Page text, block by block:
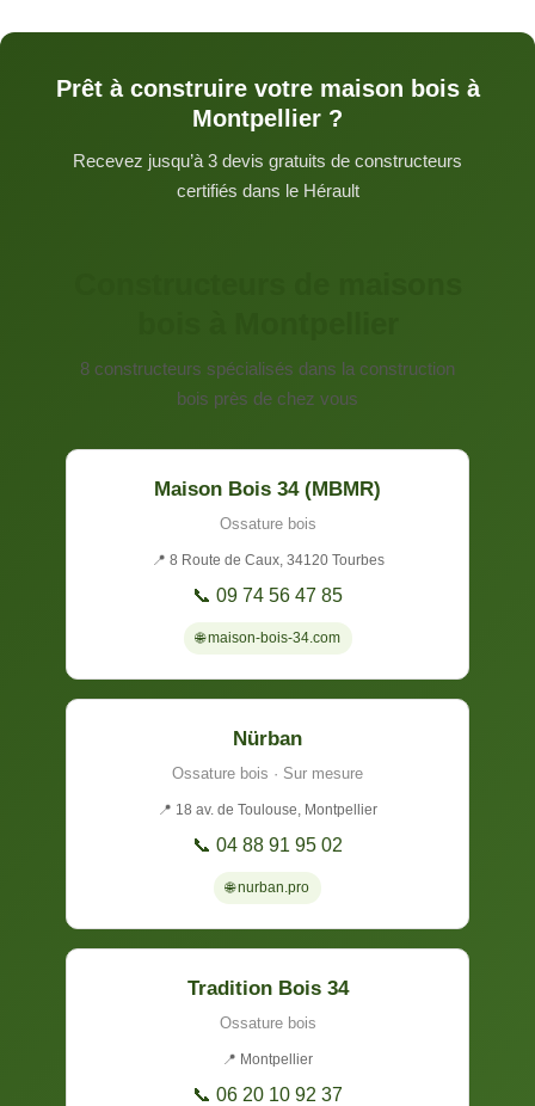
Prêt à construire votre maison bois à
Montpellier ?
Recevez jusqu’à 3 devis gratuits de constructeurs
certifiés dans le Hérault
8 constructeurs spécialisés dans la construction
bois près de chez vous
Maison Bois 34 (MBMR)
Ossature bois
📍 8 Route de Caux, 34120 Tourbes
📞 09 74 56 47 85
🌐 maison-bois-34.com
Nürban
Ossature bois · Sur mesure
📍 18 av. de Toulouse, Montpellier
📞 04 88 91 95 02
🌐 nurban.pro
Tradition Bois 34
Ossature bois
📍 Montpellier
📞 06 20 10 92 37